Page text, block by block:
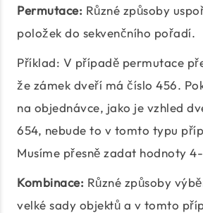
Permutace: Různé způsoby
položek do sekvenčního pořadí.
Příklad: V případě permutace
že zámek dveří má číslo 456.
na objednávce, jako je vzhled
654, nebude to v tomto typu
Musíme přesně zadat hodnoty
Kombinace: Různé způsoby
velké sady objektů a v tomto